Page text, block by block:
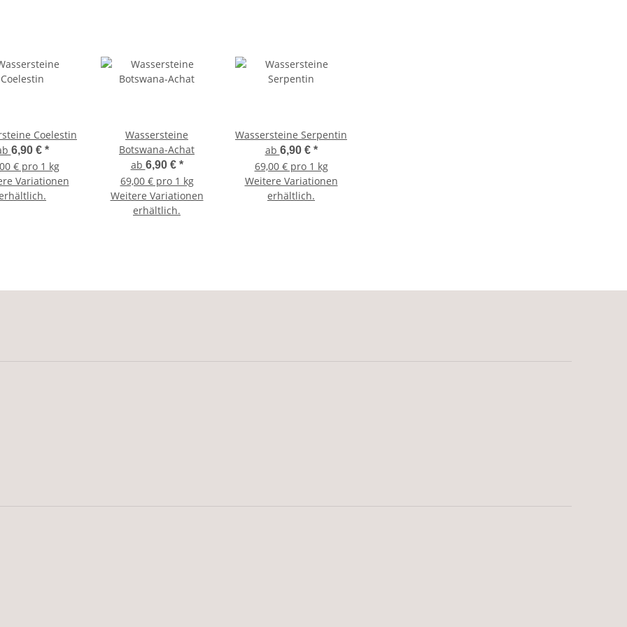
Coelestin
6,90 € *
€ pro 1 kg
Variationen
Wassersteine
Botswana-Achat
ab 6,90 € *
69,00 € pro 1 kg
Weitere Variationen
erhältlich.
Wassersteine Serpentin
ab 6,90 € *
69,00 € pro 1 kg
Weitere Variationen
erhältlich.